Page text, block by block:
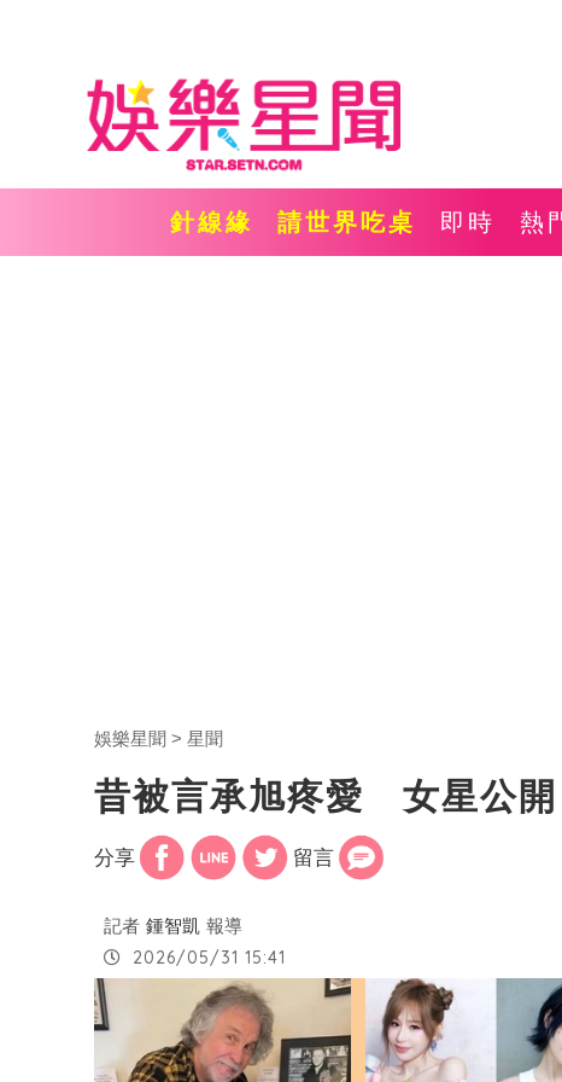
針線緣 請世界吃桌 即時 熱
娛樂星聞 星聞
昔被言承旭疼愛 女星公開
分享 留言
記者 鍾智凱 報導
2026/05/31 15:41